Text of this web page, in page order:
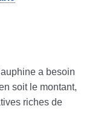
a besoin
soit le montant,
riches de